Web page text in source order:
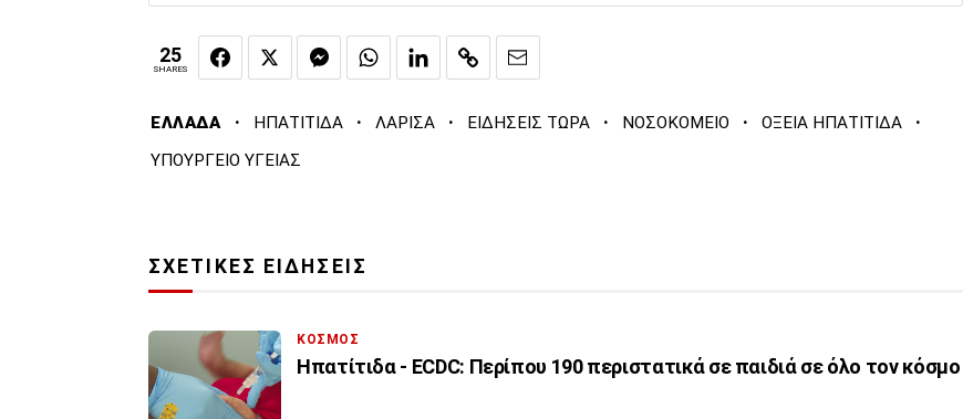
25
SHARES
ΕΛΛΑΔΑ · ΗΠΑΤΙΤΙΔΑ · ΛΑΡΙΣΑ · ΕΙΔΗΣΕΙΣ ΤΩΡΑ · ΝΟΣΟΚΟΜΕΙΟ · ΟΞΕΙΑ ΗΠΑΤΙΤΙΔΑ ·
ΥΠΟΥΡΓΕΙΟ ΥΓΕΙΑΣ
ΣΧΕΤΙΚΕΣ ΕΙΔΗΣΕΙΣ
ΚΟΣΜΟΣ
Ηπατίτιδα - ECDC: Περίπου 190 περιστατικά σε παιδιά σε όλο τον κόσμο